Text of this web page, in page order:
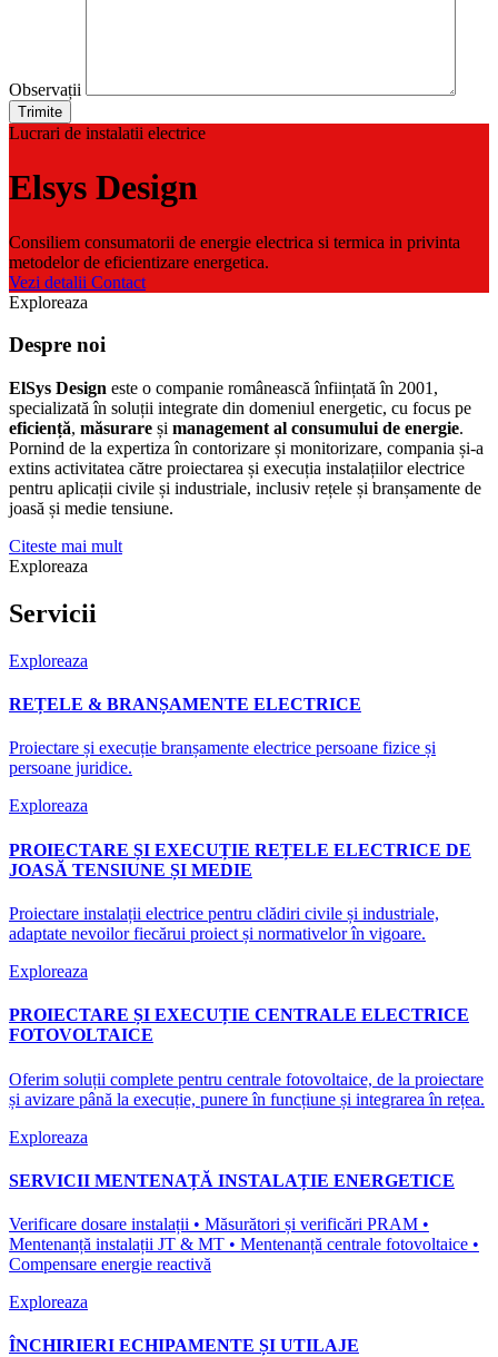
Observații
Trimite
Lucrari de instalatii electrice
Elsys Design
Consiliem consumatorii de energie electrica si termica in privinta
metodelor de eficientizare energetica.
Vezi detalii Contact
Exploreaza
Despre noi
ElSys Design este o companie românească înființată în 2001,
specializată în soluții integrate din domeniul energetic, cu focus pe
eficiență, măsurare și management al consumului de energie.
Pornind de la expertiza în contorizare și monitorizare, compania și-a
extins activitatea către proiectarea și execuția instalațiilor electrice
pentru aplicații civile și industriale, inclusiv rețele și branșamente de
joasă și medie tensiune.
Citeste mai mult
Exploreaza
Servicii
Exploreaza
REȚELE & BRANȘAMENTE ELECTRICE
Proiectare și execuție branșamente electrice persoane fizice și
persoane juridice.
Exploreaza
PROIECTARE ȘI EXECUȚIE REȚELE ELECTRICE DE
JOASĂ TENSIUNE ȘI MEDIE
Proiectare instalații electrice pentru clădiri civile și industriale,
adaptate nevoilor fiecărui proiect și normativelor în vigoare.
Exploreaza
PROIECTARE ȘI EXECUȚIE CENTRALE ELECTRICE
FOTOVOLTAICE
Oferim soluții complete pentru centrale fotovoltaice, de la proiectare
și avizare până la execuție, punere în funcțiune și integrarea în rețea.
Exploreaza
SERVICII MENTENAȚĂ INSTALAȚIE ENERGETICE
Verificare dosare instalații • Măsurători și verificări PRAM •
Mentenanță instalații JT & MT • Mentenanță centrale fotovoltaice •
Compensare energie reactivă
Exploreaza
ÎNCHIRIERI ECHIPAMENTE ȘI UTILAJE